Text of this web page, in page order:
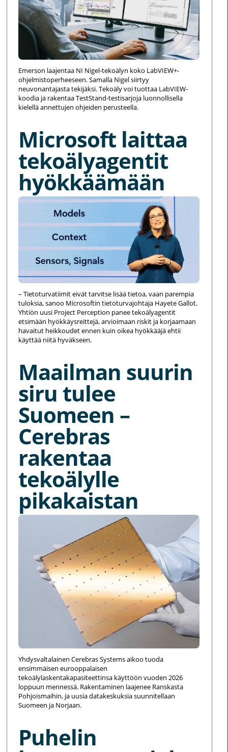
Emerson laajentaa NI Nigel-tekoälyn koko LabVIEW+-
ohjelmistoperheeseen. Samalla Nigel siirtyy
neuvonantajasta tekijäksi. Tekoäly voi tuottaa LabVIEW-
koodia ja rakentaa TestStand-testisarjoja luonnollisella
kielellä annettujen ohjeiden perusteella.
Microsoft laittaa
tekoälyagentit
hyökkäämään
– Tietoturvatiimit eivät tarvitse lisää tietoa, vaan parempia
tuloksia, sanoo Microsoftin tietoturvajohtaja Hayete Gallot.
Yhtiön uusi Project Perception panee tekoälyagentit
etsimään hyökkäysreittejä, arvioimaan riskit ja korjaamaan
havaitut heikkoudet ennen kuin oikea hyökkääjä ehtii
käyttää niitä hyväkseen.
Maailman suurin
siru tulee
Suomeen –
Cerebras
rakentaa
tekoälylle
pikakaistan
Yhdysvaltalainen Cerebras Systems aikoo tuoda
ensimmäisen eurooppalaisen
tekoälylaskentakapasiteettinsa käyttöön vuoden 2026
loppuun mennessä. Rakentaminen laajenee Ranskasta
Pohjoismaihin, ja uusia datakeskuksia suunnitellaan
Suomeen ja Norjaan.
Puhelin